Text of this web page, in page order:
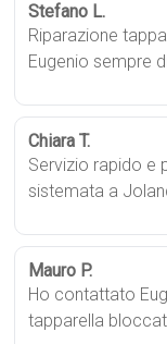
Stefano L.
Riparazione
Eugenio sempre
Chiara T.
Servizio rapido e
sistemata a
Mauro P.
Ho contattato
tapparella